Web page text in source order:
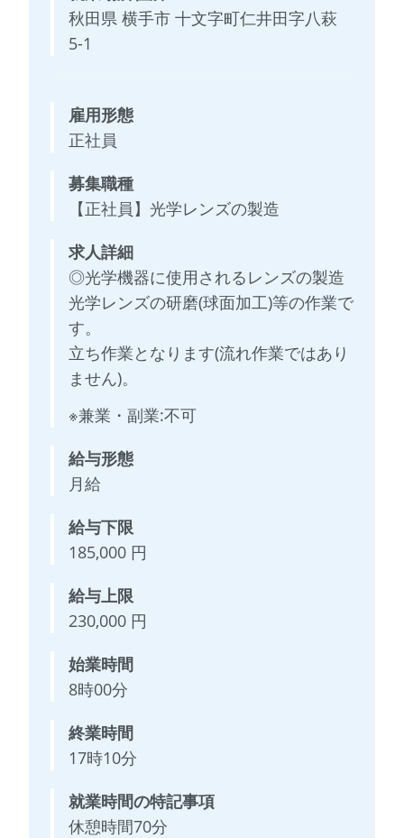
秋田県 横手市 十文字町仁井田字八萩
5-1
雇用形態
正社員
募集職種
【正社員】光学レンズの製造
求人詳細
◎光学機器に使用されるレンズの製造
光学レンズの研磨(球面加工)等の作業で
す。
立ち作業となります(流れ作業ではあり
ません)。
※兼業・副業:不可
給与形態
月給
給与下限
185,000 円
給与上限
230,000 円
始業時間
8時00分
終業時間
17時10分
就業時間の特記事項
休憩時間70分